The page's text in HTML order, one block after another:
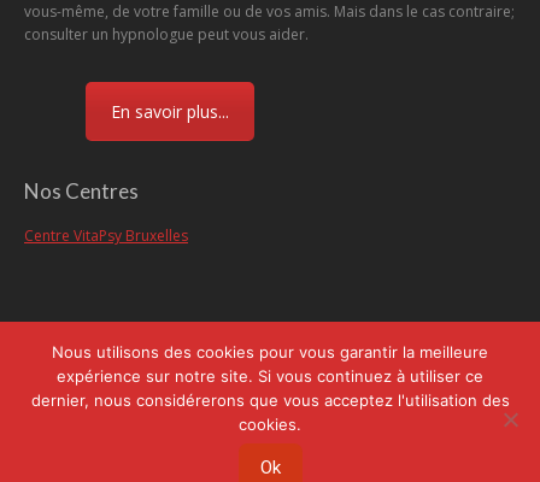
vous-même, de votre famille ou de vos amis. Mais dans le cas contraire;
consulter un hypnologue peut vous aider.
En savoir plus...
Nos Centres
Centre VitaPsy Bruxelles
Menu
Copyright © 2026Centre d'Hypnose et d'Hypnothérapie Brabant, tous droits
réservés.
Privium – Des services qui soutiennent vos soins. Pour
psychologues, psychotherapeutes et hypnotherapeutes.
Nous utilisons des cookies pour vous garantir la meilleure
expérience sur notre site. Si vous continuez à utiliser ce
dernier, nous considérerons que vous acceptez l'utilisation des
cookies.
Ok